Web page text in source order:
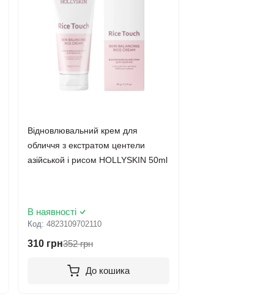
Відновлювальний крем для
обличчя з екстратом центели
азійськой і рисом HOLLYSKIN 50ml
В наявності
Код:4823109702110
310 грн352 грн
До кошика